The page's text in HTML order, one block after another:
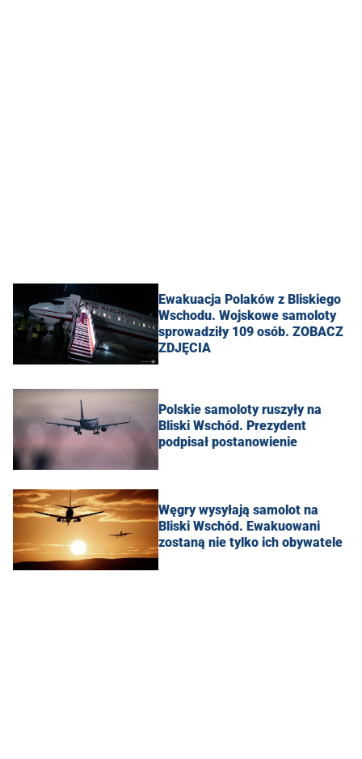
Ewakuacja Polaków z Bliskiego
Wschodu. Wojskowe samoloty
sprowadziły 109 osób. ZOBACZ
ZDJĘCIA
Polskie samoloty ruszyły na
Bliski Wschód. Prezydent
podpisał postanowienie
Węgry wysyłają samolot na
Bliski Wschód. Ewakuowani
zostaną nie tylko ich obywatele